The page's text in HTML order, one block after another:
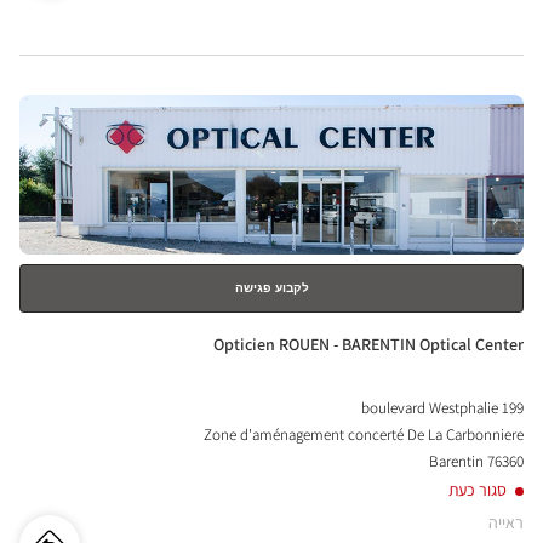
Center ב
לחץ
למידע
נוסף
לקבוע פגישה
חנות:
Opticien ROUEN - BARENTIN Optical Center
199 boulevard Westphalie
Zone d'aménagement concerté De La Carbonniere
76360 Barentin
סגור כעת
ראייה